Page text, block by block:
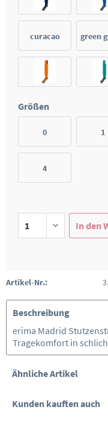
curacao green
Größen
0 1
4
In den
Artikel-Nr.:
Beschreibung
erima Madrid
Tragekomfort in
Ähnliche Artikel
Kunden kauften auch